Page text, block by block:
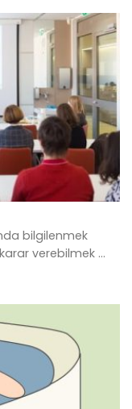
bilgilenmek
verebilmek ...